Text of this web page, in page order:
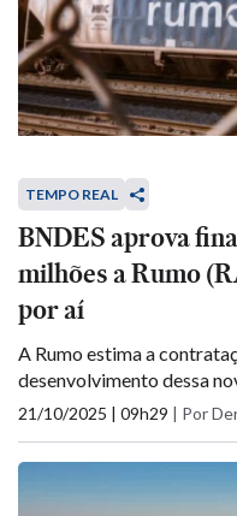
TEMPO REAL
BNDES aprova
milhões a Rumo
por aí
A Rumo estima a
desenvolvimento dessa
21/10/2025 | 09h29 | Por